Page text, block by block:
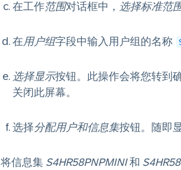
在工作范围对话框中， 选择标准范
在用户组字段中输入用户组的名称
选择显示按钮。此操作会将您转到
关闭此屏幕。
选择分配用户和信息集按钮。随即
将信息集 S4HR58PNPMINI和